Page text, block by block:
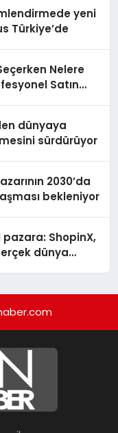
yeni
Türkiye’de
Nelere
Satın
dünyaya
sürdürüyor
2030’da
bekleniyor
pazara: ShopinX,
dünya